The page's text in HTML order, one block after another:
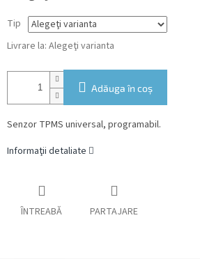
Tip
Livrare la: Alegeţi varianta
Adăuga în coş
Senzor TPMS universal, programabil.
Informaţii detaliate
ÎNTREABĂ PARTAJARE